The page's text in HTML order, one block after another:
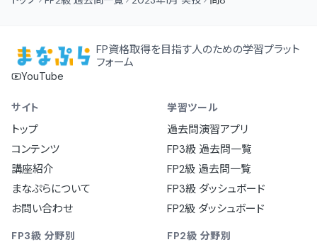
FP資格取得を目指す人のための学習プラット
フォーム
YouTube
サイト
トップ
コンテンツ
講座紹介
まなぷらについて
お問い合わせ
学習ツール
過去問演習アプリ
FP3級 過去問一覧
FP2級 過去問一覧
FP3級 ダッシュボード
FP2級 ダッシュボード
FP3級 分野別 FP2級 分野別